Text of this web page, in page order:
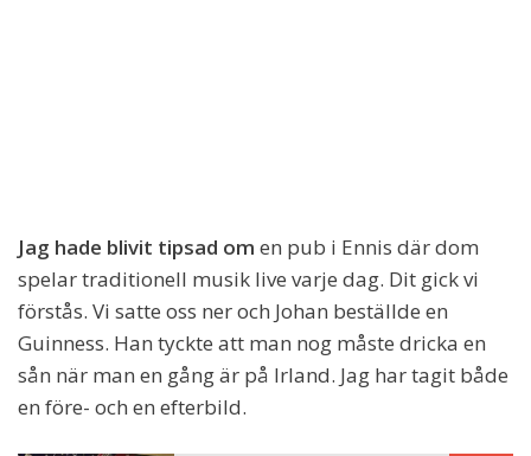
Jag hade blivit tipsad om en pub i Ennis där dom
spelar traditionell musik live varje dag. Dit gick vi
förstås. Vi satte oss ner och Johan beställde en
Guinness. Han tyckte att man nog måste dricka en
sån när man en gång är på Irland. Jag har tagit både
en före- och en efterbild.